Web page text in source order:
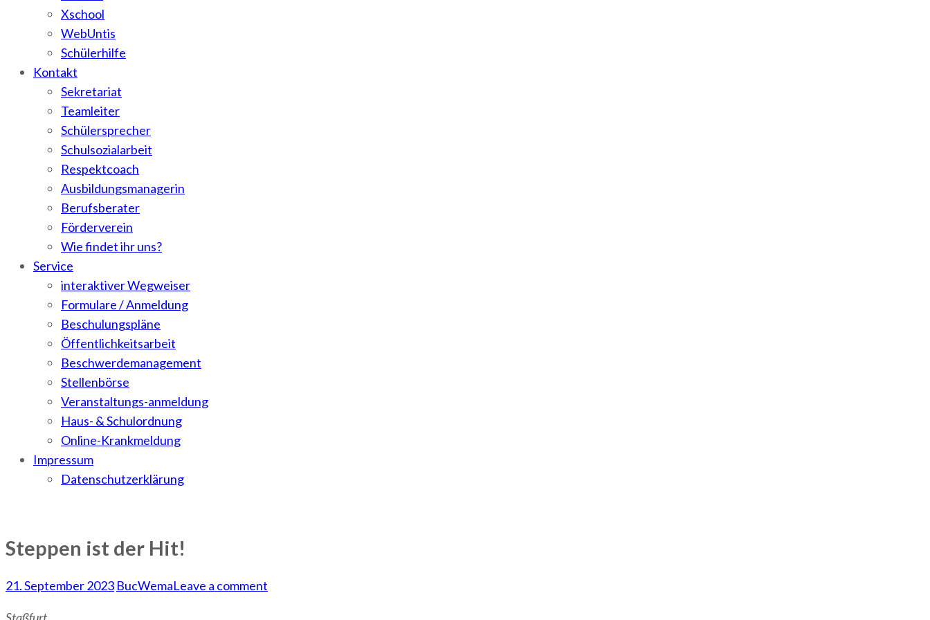
Xschool
WebUntis
Schülerhilfe
Kontakt
Sekretariat
Teamleiter
Schülersprecher
Schulsozialarbeit
Respektcoach
Ausbildungsmanagerin
Berufsberater
Förderverein
Wie findet ihr uns?
Service
interaktiver Wegweiser
Formulare / Anmeldung
Beschulungspläne
Öffentlichkeitsarbeit
Beschwerdemanagement
Stellenbörse
Veranstaltungs-anmeldung
Haus- & Schulordnung
Online-Krankmeldung
Impressum
Datenschutzerklärung
Steppen ist der Hit!
21. September 2023 BucWemaLeave a comment